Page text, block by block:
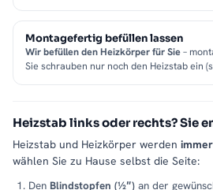
Montagefertig befüllen lassen
Wir befüllen den Heizkörper für Sie–
Sie schrauben nur noch den Heizstab ein
Heizstab links oder rechts? Sie
Heizstab und Heizkörper werden
wählen Sie zu Hause selbst die Seite:
Den Blindstopfen (½″) an der